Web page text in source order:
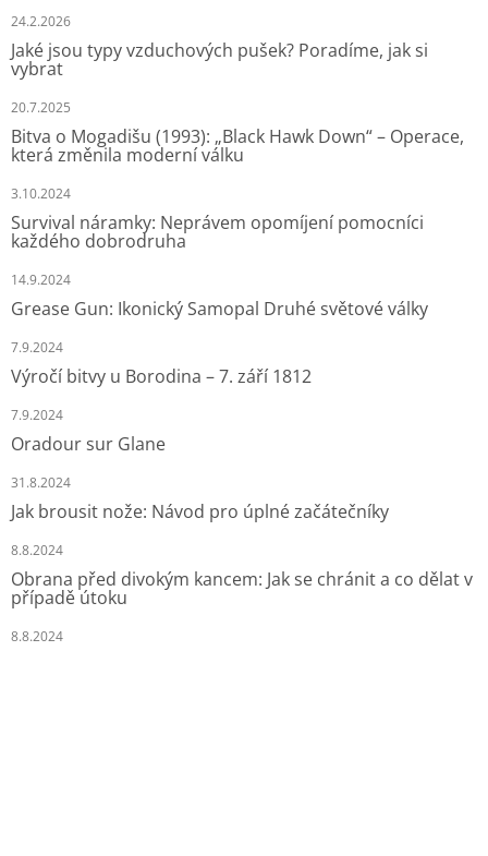
24.2.2026
Jaké jsou typy vzduchových pušek? Poradíme, jak si
vybrat
20.7.2025
Bitva o Mogadišu (1993): „Black Hawk Down“ – Operace,
která změnila moderní válku
3.10.2024
Survival náramky: Neprávem opomíjení pomocníci
každého dobrodruha
14.9.2024
Grease Gun: Ikonický Samopal Druhé světové války
7.9.2024
Výročí bitvy u Borodina – 7. září 1812
7.9.2024
Oradour sur Glane
31.8.2024
Jak brousit nože: Návod pro úplné začátečníky
8.8.2024
Obrana před divokým kancem: Jak se chránit a co dělat v
případě útoku
8.8.2024